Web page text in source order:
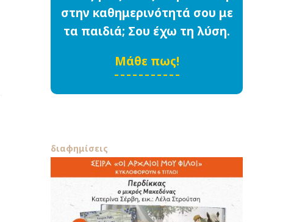
στην καθημερινότητά σου με
τα παιδιά; Σου έχω τη λύση.
Μάθε πως!
διαφημίσεις